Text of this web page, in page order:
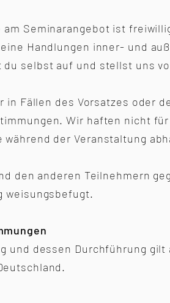
am Seminarangebot ist
Handlungen inner- und
du selbst auf und stellst uns
in Fällen des Vorsatzes oder
Wir haften nicht
während der Veranstaltung
den anderen Teilnehmern
weisungsbefugt.
und dessen Durchführung